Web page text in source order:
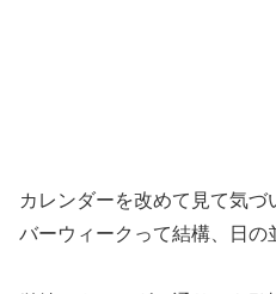
カレンダーを改めて見て気
バーウィークって結構、日の